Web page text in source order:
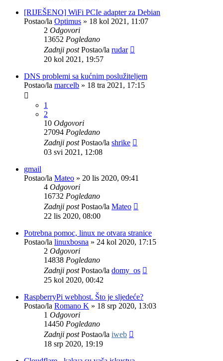
[RIJEŠENO] WiFi PCIe adapter za Debian
Postao/la Optimus » 18 kol 2021, 11:07
2 Odgovori
13652 Pogledano
Zadnji postPostao/la rudar
20 kol 2021, 19:57
DNS problemi sa kućnim poslužiteljem
Postao/la marcelb » 18 tra 2021, 17:15
1
2
10 Odgovori
27094 Pogledano
Zadnji postPostao/la shrike
03 svi 2021, 12:08
gmail
Postao/la Mateo » 20 lis 2020, 09:41
4 Odgovori
16732 Pogledano
Zadnji postPostao/la Mateo
22 lis 2020, 08:00
Potrebna pomoc, linux ne otvara stranice
Postao/la linuxbosna » 24 kol 2020, 17:15
2 Odgovori
14838 Pogledano
Zadnji postPostao/la domy_os
25 kol 2020, 00:42
RaspberryPi webhost. Što je sljedeće?
Postao/la Romano K » 18 srp 2020, 13:03
1 Odgovori
14450 Pogledano
Zadnji postPostao/la iweb
18 srp 2020, 19:19